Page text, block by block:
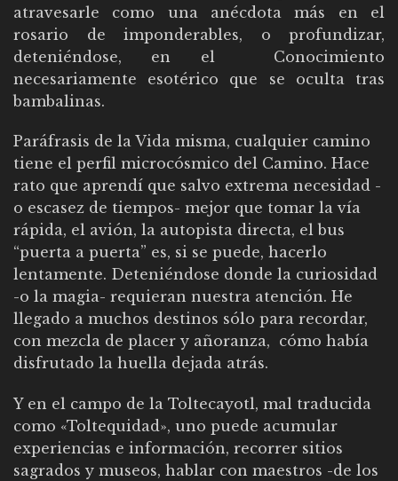
atravesarle como una anécdota más en el
rosario de imponderables, o profundizar,
deteniéndose, en el Conocimiento
necesariamente esotérico que se oculta tras
bambalinas.
Paráfrasis de la Vida misma, cualquier camino
tiene el perfil microcósmico del Camino. Hace
rato que aprendí que salvo extrema necesidad -
o escasez de tiempos- mejor que tomar la vía
rápida, el avión, la autopista directa, el bus
“puerta a puerta” es, si se puede, hacerlo
lentamente. Deteniéndose donde la curiosidad
-o la magia- requieran nuestra atención. He
llegado a muchos destinos sólo para recordar,
con mezcla de placer y añoranza, cómo había
disfrutado la huella dejada atrás.
Y en el campo de la Toltecayotl, mal traducida
como «Toltequidad», uno puede acumular
experiencias e información, recorrer sitios
sagrados y museos, hablar con maestros -de los